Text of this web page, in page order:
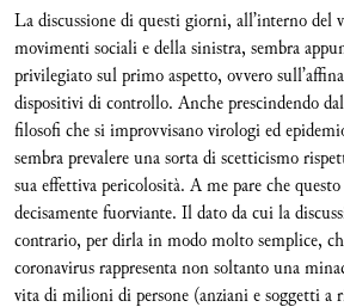
La discussione di questi giorni, all’interno del
movimenti sociali e della sinistra, sembra
privilegiato sul primo aspetto, ovvero
dispositivi di controllo. Anche prescindendo
filosofi che si improvvisano virologi ed
sembra prevalere una sorta di scetticismo
sua effettiva pericolosità. A me pare che
decisamente fuorviante. Il dato da cui la
contrario, per dirla in modo molto semplice,
coronavirus rappresenta non soltanto una
vita di milioni di persone (anziani e soggetti